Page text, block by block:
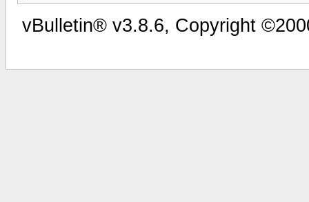
vBulletin® v3.8.6, Copyright